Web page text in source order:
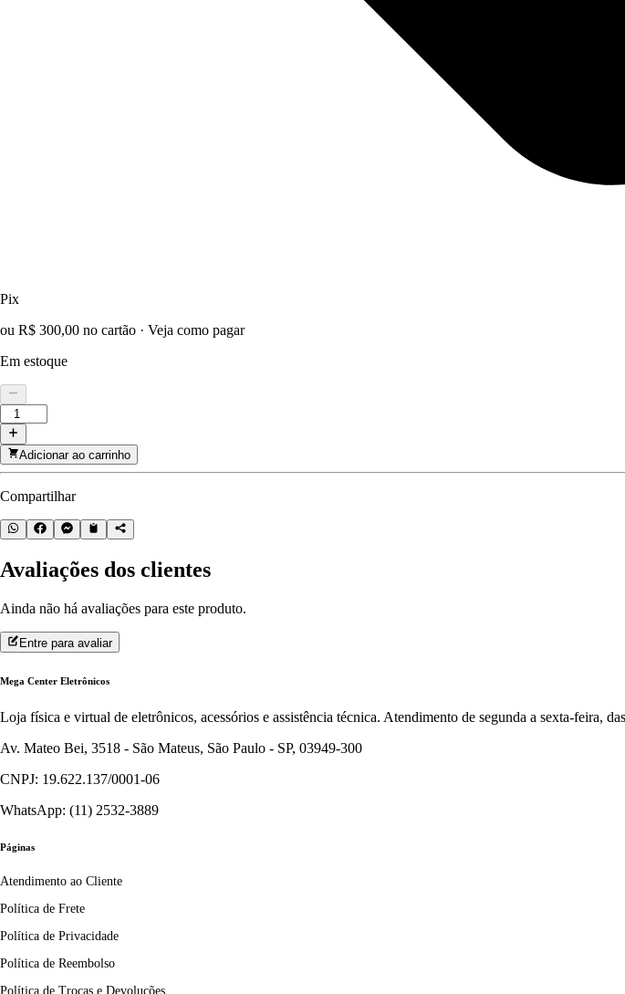
Pix
ou R$ 300,00 no cartão · Veja como pagar
Em estoque
Adicionar ao carrinho
Compartilhar
Avaliações dos clientes
Ainda não há avaliações para este produto.
Entre para avaliar
Mega Center Eletrônicos
Loja física e virtual de eletrônicos, acessórios e assistência técnica. Atendimento de segunda a sexta-feira,
Av. Mateo Bei, 3518 - São Mateus, São Paulo - SP, 03949-300
CNPJ: 19.622.137/0001-06
WhatsApp: (11) 2532-3889
Páginas
Atendimento ao Cliente
Política de Frete
Política de Privacidade
Política de Reembolso
Política de Trocas e Devoluções